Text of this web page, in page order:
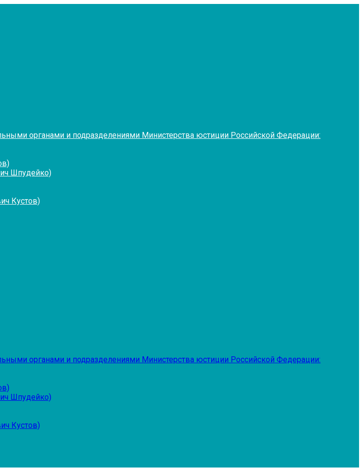
органами и подразделениями Министерства юстиции Российской Федерации:
Шпудейко)
Кустов)
органами и подразделениями Министерства юстиции Российской Федерации:
Шпудейко)
Кустов)